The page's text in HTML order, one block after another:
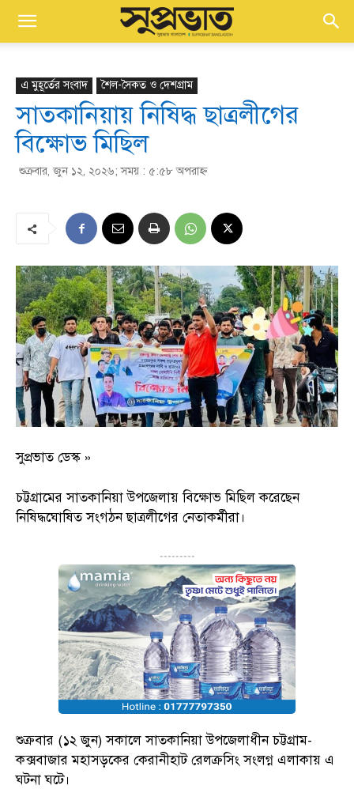
এ মুহূর্তের সংবাদ শৈল-সৈকত ও দেশগ্রাম
সাতকানিয়ায় নিষিদ্ধ ছাত্রলীগের
বিক্ষোভ মিছিল
শুক্রবার, জুন ১২, ২০২৬; সময় : ৫:৫৮ অপরাহ্ণ
সুপ্রভাত ডেস্ক »
চট্টগ্রামের সাতকানিয়া উপজেলায় বিক্ষোভ মিছিল করেছেন
নিষিদ্ধঘোষিত সংগঠন ছাত্রলীগের নেতাকর্মীরা।
---------
শুক্রবার (১২ জুন) সকালে সাতকানিয়া উপজেলাধীন চট্টগ্রাম-
কক্সবাজার মহাসড়কের কেরানীহাট রেলক্রসিং সংলগ্ন এলাকায় এ
ঘটনা ঘটে।